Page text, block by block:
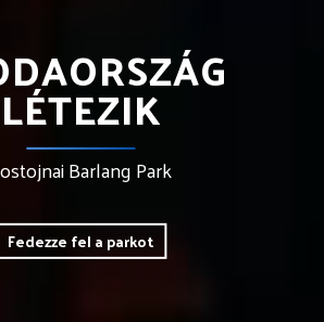
LÉTEZIK
Barlang Park
Fedezze fel a parkot